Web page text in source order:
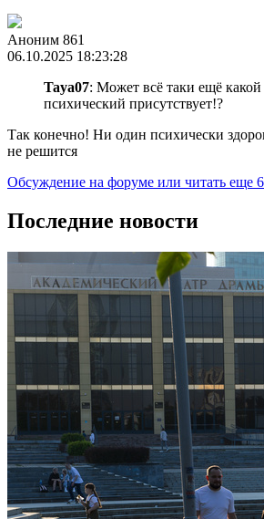
Аноним 861
06.10.2025 18:23:28
Taya07: Может всё таки ещё какой
психический присутствует!?
Так конечно! Ни один психически
не решится
Обсуждение на форуме или читать еще
Последние новости